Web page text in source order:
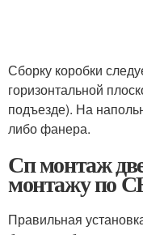
Сборку коробки
горизонтальной
подъезде). На
либо фанера.
Сп монтаж
монтажу по
Правильная